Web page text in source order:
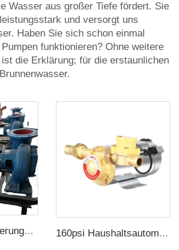
Wasser aus großer Tiefe fördert. Sie
und versorgt uns
Haben Sie sich schon einmal
funktionieren? Ohne weitere
die Erklärung; für die erstaunlichen
Preis für Bewässerungspumpe mit Dieselmotor 160psi Haushaltsautomatische Boosterwasserpumpe